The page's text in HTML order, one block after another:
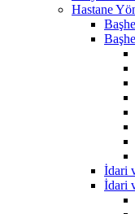
Hastane
İdari
İdari